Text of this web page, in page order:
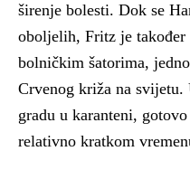
širenje bolesti. Dok se
oboljelih, Fritz je
bolničkim šatorima,
Crvenog križa na
gradu u karanteni,
relativno kratkom